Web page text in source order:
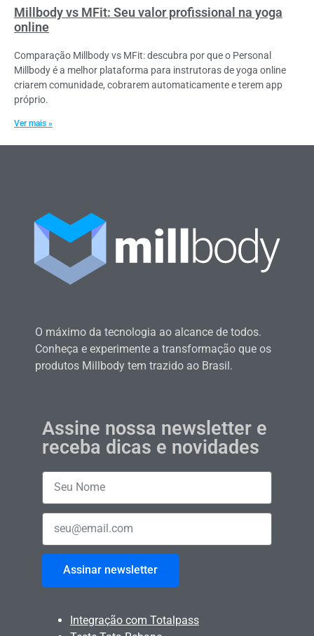
Millbody vs MFit: Seu valor profissional na yoga
online
Comparação Millbody vs MFit: descubra por que o Personal
Millbody é a melhor plataforma para instrutoras de yoga online
criarem comunidade, cobrarem automaticamente e terem app
próprio.
Ver mais »
O máximo da tecnologia ao alcance de todos.
Conheça e experimente a transformação que os
produtos Millbody tem trazido ao Brasil.
Assine nossa newsletter e
receba dicas e novidades
Assinar newsletter
Integração com Totalpass